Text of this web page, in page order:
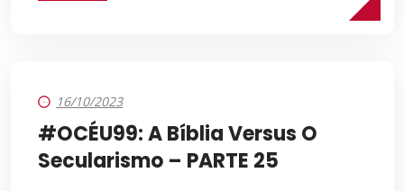
16/10/2023
#OCÉU99: A Bíblia Versus O
Secularismo – PARTE 25